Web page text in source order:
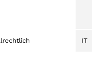
IT